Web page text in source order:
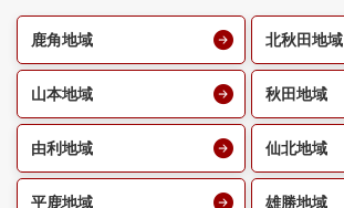
鹿角地域 北秋田地域
山本地域 秋田地域
由利地域 仙北地域
平鹿地域 雄勝地域